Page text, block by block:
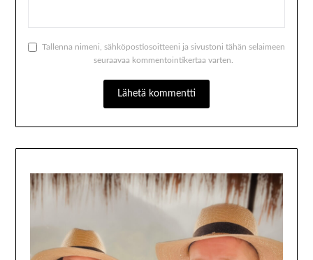
Tallenna nimeni, sähköpostiosoitteeni ja sivustoni tähän selaimeen
seuraavaa kommentointikertaa varten.